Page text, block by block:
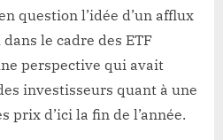
question l’idée d’un afflux
le cadre des ETF
perspective qui avait
investisseurs quant à une
prix d’ici la fin de l’année.